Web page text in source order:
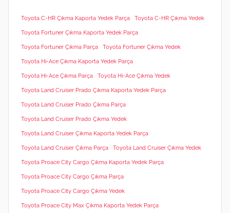
Toyota C-HR Çıkma Kaporta Yedek Parça Toyota C-HR Çıkma Yedek
Toyota Fortuner Çıkma Kaporta Yedek Parça
Toyota Fortuner Çıkma Parça Toyota Fortuner Çıkma Yedek
Toyota Hi-Ace Çıkma Kaporta Yedek Parça
Toyota Hi-Ace Çıkma Parça Toyota Hi-Ace Çıkma Yedek
Toyota Land Cruiser Prado Çıkma Kaporta Yedek Parça
Toyota Land Cruiser Prado Çıkma Parça
Toyota Land Cruiser Prado Çıkma Yedek
Toyota Land Cruiser Çıkma Kaporta Yedek Parça
Toyota Land Cruiser Çıkma Parça Toyota Land Cruiser Çıkma Yedek
Toyota Proace City Cargo Çıkma Kaporta Yedek Parça
Toyota Proace City Cargo Çıkma Parça
Toyota Proace City Cargo Çıkma Yedek
Toyota Proace City Max Çıkma Kaporta Yedek Parça